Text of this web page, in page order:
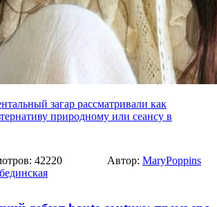
загар рассматривали как
природному или сеансу в
42220
Автор: MaryPoppins